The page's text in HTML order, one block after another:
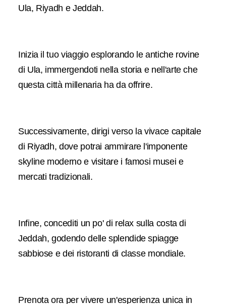
Ula, Riyadh e Jeddah.
Inizia il tuo viaggio esplorando le antiche rovine
di Ula, immergendoti nella storia e nell'arte che
questa città millenaria ha da offrire.
Successivamente, dirigi verso la vivace capitale
di Riyadh, dove potrai ammirare l'imponente
skyline moderno e visitare i famosi musei e
mercati tradizionali.
Infine, concediti un po' di relax sulla costa di
Jeddah, godendo delle splendide spiagge
sabbiose e dei ristoranti di classe mondiale.
Prenota ora per vivere un'esperienza unica in